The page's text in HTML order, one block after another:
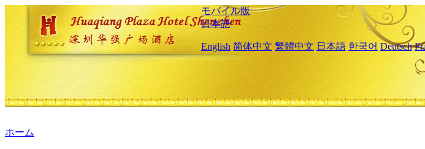
モバイル版
日本語
English 简体中文 繁體中文 日本語 한국어 Deutsch
ホーム